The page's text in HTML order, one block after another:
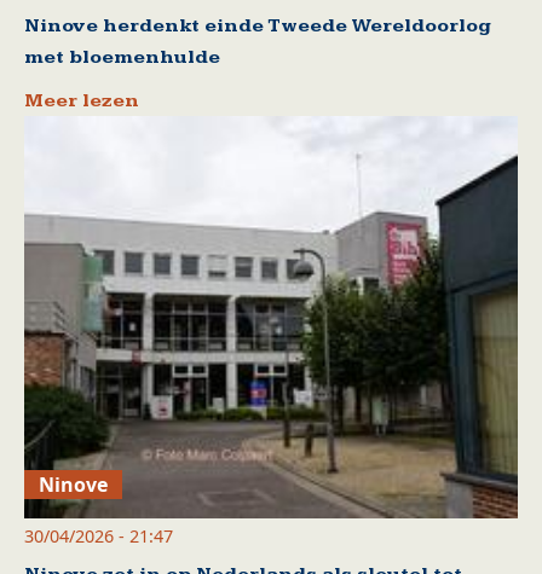
Ninove herdenkt einde Tweede Wereldoorlog
met bloemenhulde
Meer lezen
Ninove
30/04/2026 - 21:47